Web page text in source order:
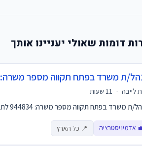
דומות שאולי יעניינו אותך
ת משרד בפתח תקווה מספר משרה: 944834
לייבה ·
תקווה מספר משרה: 944834 לחברה בתחום הענן ואבטחת מידע דרוש/ה מנהל/ת משרד. התפקיד כולל: ניהול יומנים ותיאום פגישות מורכבות ניהול ותפעול שוט...
אדמיניסטרציה 📍 כל הארץ